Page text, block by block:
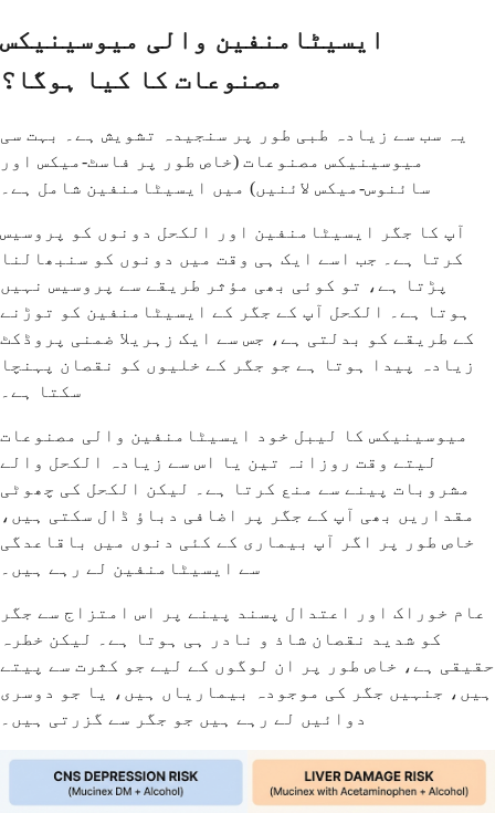
ایسیٹامنفین والی میوسینیکس
مصنوعات کا کیا ہوگا؟
یہ سب سے زیادہ طبی طور پر سنجیدہ تشویش ہے۔ بہت سی
میوسینیکس مصنوعات (خاص طور پر فاسٹ-میکس اور
سائنوس-میکس لائنیں) میں ایسیٹامنفین شامل ہے۔
آپ کا جگر ایسیٹامنفین اور الکحل دونوں کو پروسیس
کرتا ہے۔ جب اسے ایک ہی وقت میں دونوں کو سنبھالنا
پڑتا ہے، تو کوئی بھی مؤثر طریقے سے پروسیس نہیں
ہوتا ہے۔ الکحل آپ کے جگر کے ایسیٹامنفین کو توڑنے
کے طریقے کو بدلتی ہے، جس سے ایک زہریلا ضمنی پروڈکٹ
زیادہ پیدا ہوتا ہے جو جگر کے خلیوں کو نقصان پہنچا
سکتا ہے۔
میوسینیکس کا لیبل خود ایسیٹامنفین والی مصنوعات
لیتے وقت روزانہ تین یا اس سے زیادہ الکحل والے
مشروبات پینے سے منع کرتا ہے۔ لیکن الکحل کی چھوٹی
مقداریں بھی آپ کے جگر پر اضافی دباؤ ڈال سکتی ہیں،
خاص طور پر اگر آپ بیماری کے کئی دنوں میں باقاعدگی
سے ایسیٹامنفین لے رہے ہیں۔
عام خوراک اور اعتدال پسند پینے پر اس امتزاج سے جگر
کو شدید نقصان شاذ و نادر ہی ہوتا ہے۔ لیکن خطرہ
حقیقی ہے، خاص طور پر ان لوگوں کے لیے جو کثرت سے پیتے
ہیں، جنہیں جگر کی موجودہ بیماریاں ہیں، یا جو دوسری
دوائیں لے رہے ہیں جو جگر سے گزرتی ہیں۔